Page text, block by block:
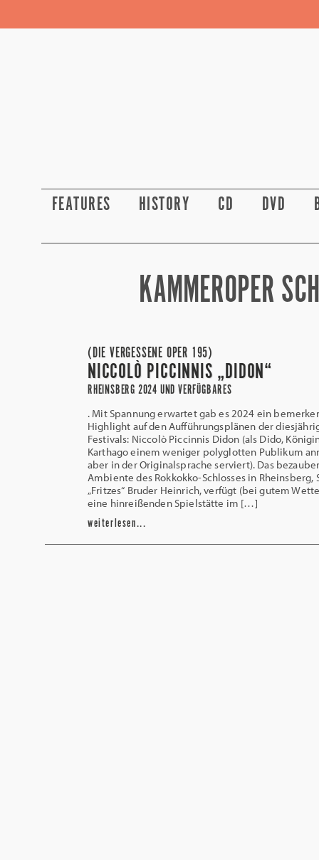
FEATURES HISTORY CD DVD
KAMMEROPER
(DIE VERGESSENE OPER 195)
NICCOLÒ PICCINNIS „DIDON“
RHEINSBERG 2024 UND VERFÜGBARES
. Mit Spannung erwartet gab es 2024 ein
Highlight auf den Aufführungsplänen der
Festivals: Niccolò Piccinnis Didon (als Dido,
Karthago einem weniger polyglotten Publikum
aber in der Originalsprache serviert). Das
Ambiente des Rokkokko-Schlosses in Rheinsberg,
„Fritzes“ Bruder Heinrich, verfügt (bei gutem
eine hinreißenden Spielstätte im […]
weiterlesen...